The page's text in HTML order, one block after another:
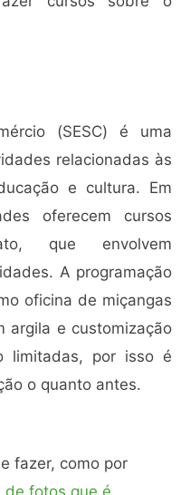
(SESC) é uma
relacionadas às
e cultura. Em
oferecem cursos
que envolvem
A programação
oficina de miçangas
argila e customização
limitadas, por isso é
o quanto antes.
fazer, como por